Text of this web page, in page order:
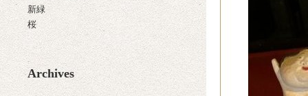
新緑
桜
Archives